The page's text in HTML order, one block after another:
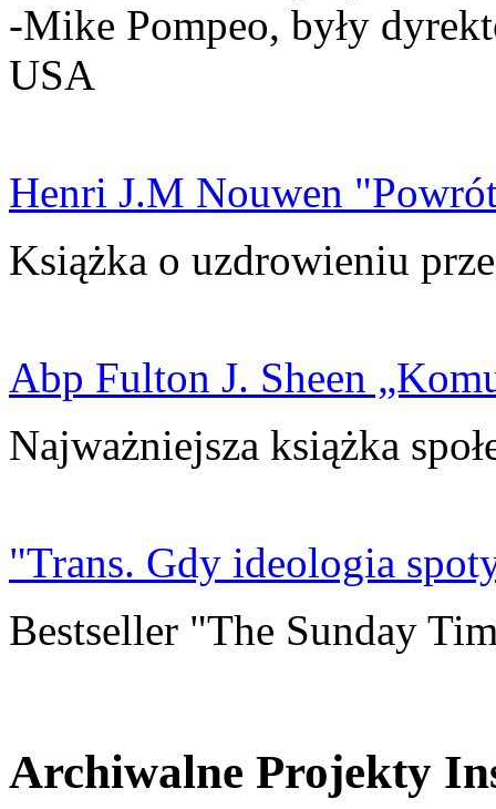
-Mike Pompeo, były
USA
Henri J.M Nouwen
Książka o uzdrowieniu
Abp Fulton J. Sheen
Najważniejsza książka
"Trans. Gdy ideologia
Bestseller "The Sunday
Archiwalne Projekty